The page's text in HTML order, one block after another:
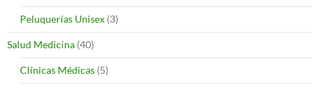
Peluquerías Unisex (3)
Salud Medicina (40)
Clínicas Médicas (5)